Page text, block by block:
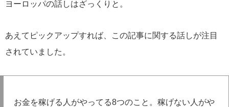
ヨーロッパの話しはざっくりと。
あえてピックアップすれば、この記事に関する話しが注目
されていました。
お金を稼げる人がやってる8つのこと。稼げない人がや